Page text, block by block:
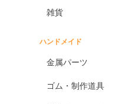
雑貨
ハンドメイド
金属パーツ
ゴム・制作道具